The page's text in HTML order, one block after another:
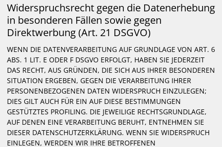
Widerspruchsrecht gegen die Datenerhebung
in besonderen Fällen sowie gegen
Direktwerbung (Art. 21 DSGVO)
WENN DIE DATENVERARBEITUNG AUF GRUNDLAGE VON ART. 6
ABS. 1 LIT. E ODER F DSGVO ERFOLGT, HABEN SIE JEDERZEIT
DAS RECHT, AUS GRÜNDEN, DIE SICH AUS IHRER BESONDEREN
SITUATION ERGEBEN, GEGEN DIE VERARBEITUNG IHRER
PERSONENBEZOGENEN DATEN WIDERSPRUCH EINZULEGEN;
DIES GILT AUCH FÜR EIN AUF DIESE BESTIMMUNGEN
GESTÜTZTES PROFILING. DIE JEWEILIGE RECHTSGRUNDLAGE,
AUF DENEN EINE VERARBEITUNG BERUHT, ENTNEHMEN SIE
DIESER DATENSCHUTZERKLÄRUNG. WENN SIE WIDERSPRUCH
EINLEGEN, WERDEN WIR IHRE BETROFFENEN